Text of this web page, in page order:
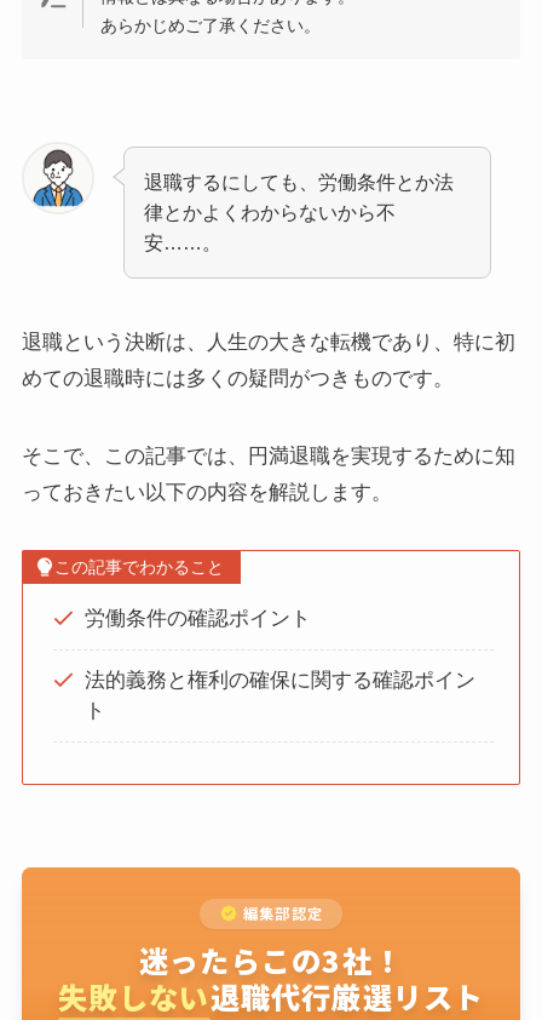
あらかじめご了承ください。
退職するにしても、労働条件とか法
律とかよくわからないから不
安……。
退職という決断は、人生の大きな転機であり、特に初
めての退職時には多くの疑問がつきものです。
そこで、この記事では、円満退職を実現するために知
っておきたい以下の内容を解説します。
この記事でわかること
労働条件の確認ポイント
法的義務と権利の確保に関する確認ポイン
ト
編集部認定
迷ったらこの3社！
失敗しない退職代行厳選リスト